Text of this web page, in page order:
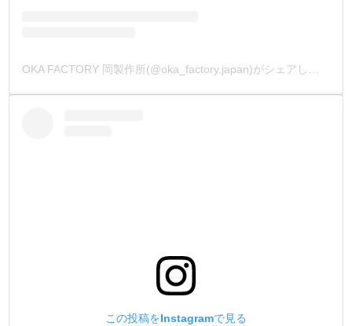
OKA FACTORY 岡製作所(@oka_factory.japan)がシェアした投稿
この投稿をInstagramで見る